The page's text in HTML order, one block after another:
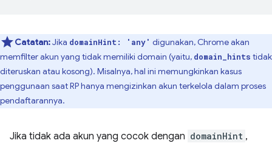
Catatan:Jika domainHint: 'any' digunakan, Chrome akan
memfilter akun yang tidak memiliki domain (yaitu, domain_hints tidak
diteruskan atau kosong). Misalnya, hal ini memungkinkan kasus
penggunaan saat RP hanya mengizinkan akun terkelola dalam proses
pendaftarannya.
Jika tidak ada akun yang cocok dengan domainHint ,